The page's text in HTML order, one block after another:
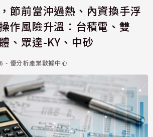
節前當沖過熱、內資換手浮
作風險升溫：台積電、雙
、眾達-KY、中砂
- 優分析產業數據中心